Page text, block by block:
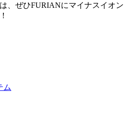
、ぜひFURIANにマイナスイオン
ム